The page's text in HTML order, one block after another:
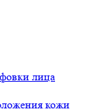
лица
кожи